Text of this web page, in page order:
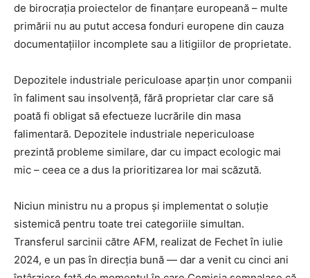
de birocrația proiectelor de finanțare europeană – multe
primării nu au putut accesa fonduri europene din cauza
documentațiilor incomplete sau a litigiilor de proprietate.
Depozitele industriale periculoase aparțin unor companii
în faliment sau insolvență, fără proprietar clar care să
poată fi obligat să efectueze lucrările din masa
falimentară. Depozitele industriale nepericuloase
prezintă probleme similare, dar cu impact ecologic mai
mic – ceea ce a dus la prioritizarea lor mai scăzută.
Niciun ministru nu a propus și implementat o soluție
sistemică pentru toate trei categoriile simultan.
Transferul sarcinii către AFM, realizat de Fechet în iulie
2024, e un pas în direcția bună — dar a venit cu cinci ani